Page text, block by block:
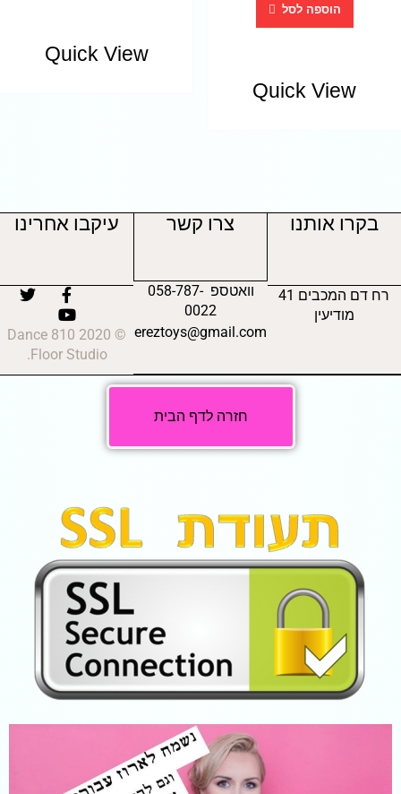
הוספה לסל
Quick View
Quick View
בקרו אותנו
רח דם המכבים 41
מודיעין
צרו קשר
וואטספ 058-787-
0022
ereztoys@gmail.com
עיקבו אחרינו
© 2020 810 Dance
Floor Studio.
חזרה לדף הבית